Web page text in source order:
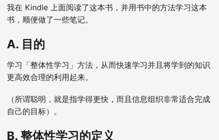
我在 Kindle 上面阅读了这本书，并用书中的方法学习这本
书，顺便做了一些笔记。
A. 目的
学习「整体性学习」方法，从而快速学习并且将学到的知识
更高效合理的利用起来。
（所谓聪明，就是指学得更快，而且信息组织非常适合完成
自己的目标）。
B. 整体性学习的定义